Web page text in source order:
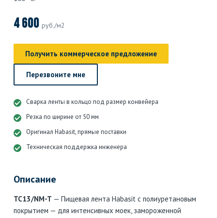
4 600 руб./м2
Получить коммерческое предложение
Перезвоните мне
Сварка ленты в кольцо под размер конвейера
Резка по ширине от 50 мм
Оригинал Habasit, прямые поставки
Техническая поддержка инженера
Описание
TC13/NM-T — Пищевая лента Habasit с полиуретановым
покрытием — для интенсивных моек, замороженной